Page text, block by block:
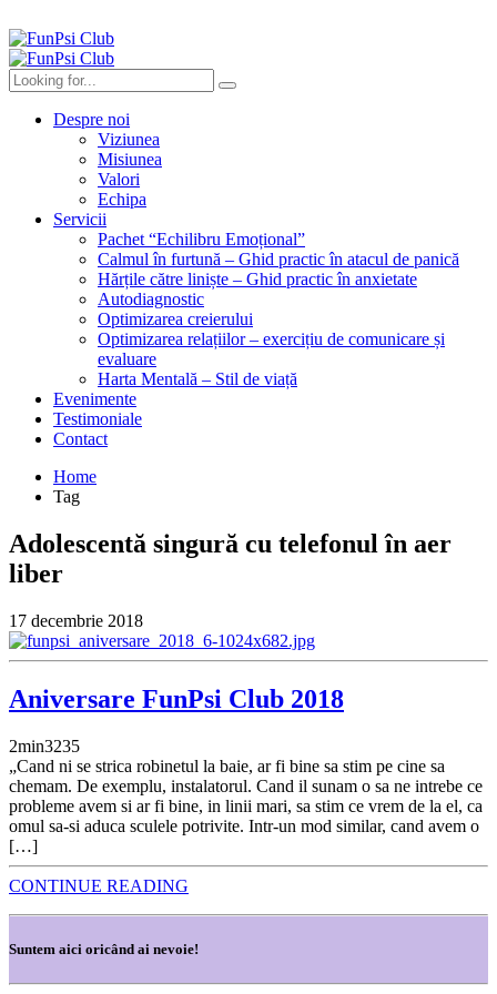
Despre noi
Viziunea
Misiunea
Valori
Echipa
Servicii
Pachet “Echilibru Emoțional”
Calmul în furtună – Ghid practic în atacul de panică
Hărțile către liniște – Ghid practic în anxietate
Autodiagnostic
Optimizarea creierului
Optimizarea relațiilor – exercițiu de comunicare și
evaluare
Harta Mentală – Stil de viață
Evenimente
Testimoniale
Contact
Home
Tag
Adolescentă singură cu telefonul în aer
liber
17 decembrie 2018
Aniversare FunPsi Club 2018
2min3235
„Cand ni se strica robinetul la baie, ar fi bine sa stim pe cine sa
chemam. De exemplu, instalatorul. Cand il sunam o sa ne intrebe ce
probleme avem si ar fi bine, in linii mari, sa stim ce vrem de la el, ca
omul sa-si aduca sculele potrivite. Intr-un mod similar, cand avem o
[…]
CONTINUE READING
Suntem aici oricând ai nevoie!